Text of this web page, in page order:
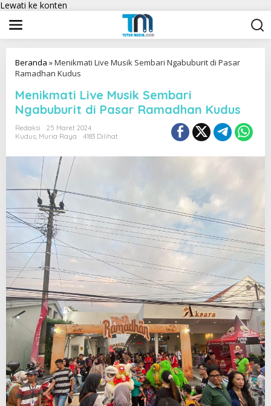
Lewati ke konten
Beranda »Menikmati Live Musik Sembari Ngabuburit di Pasar
Ramadhan Kudus
Menikmati Live Musik Sembari
Ngabuburit di Pasar Ramadhan Kudus
Redaksi
25 Maret 2024
Kudus, Muria Raya 4183 Dilihat